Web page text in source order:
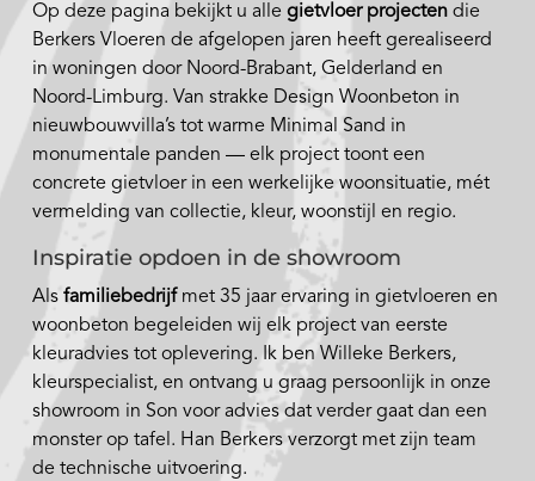
Op deze pagina bekijkt u allegietvloer projecten die
Berkers Vloeren de afgelopen jaren heeft gerealiseerd
in woningen door Noord-Brabant, Gelderland en
Noord-Limburg. Van strakke Design Woonbeton in
nieuwbouwvilla’s tot warme Minimal Sand in
monumentale panden — elk project toont een
concrete gietvloer in een werkelijke woonsituatie, mét
vermelding van collectie, kleur, woonstijl en regio.
Inspiratie opdoen in de showroom
Alsfamiliebedrijfmet 35 jaar ervaring in gietvloeren en
woonbeton begeleiden wij elk project van eerste
kleuradvies tot oplevering. Ik ben Willeke Berkers,
kleurspecialist, en ontvang u graag persoonlijk in onze
showroom in Son voor advies dat verder gaat dan een
monster op tafel. Han Berkers verzorgt met zijn team
de technische uitvoering.